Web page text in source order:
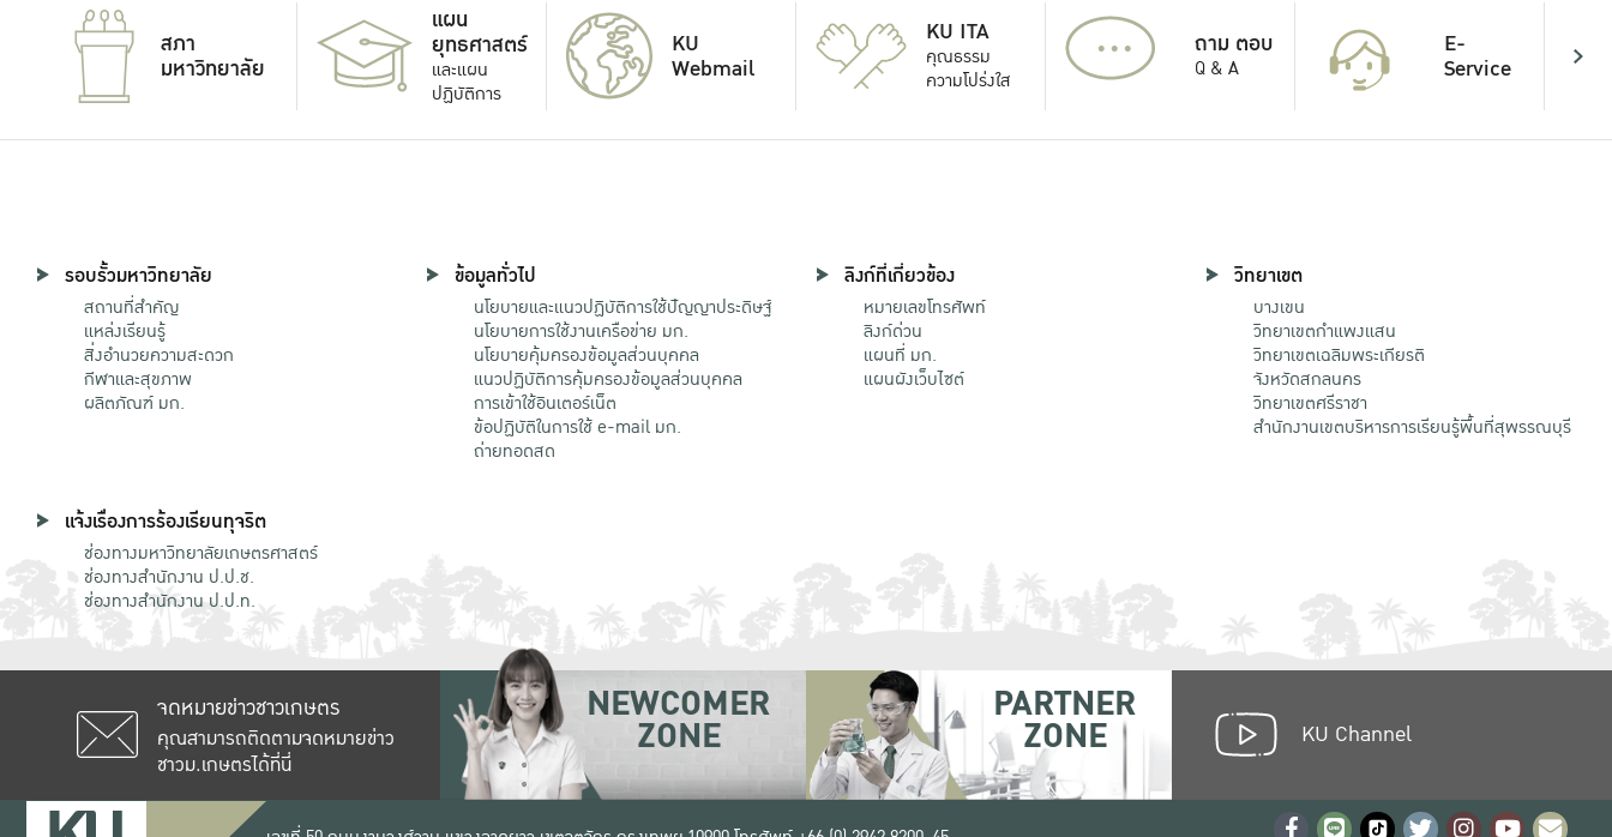
สภา
มหาวิทยาลัย
แผน
ยุทธศาสตร์
และแผน
ปฏิบัติการ
KU
Webmail
KU ITA
คุณธรรม
ความโปร่งใส
... ถาม ตอบ
Q & A
E-
Service
รอบรั้วมหาวิทยาลัย
สถานที่สำคัญ
แหล่งเรียนรู้
สิ่งอำนวยความสะดวก
กีฬาและสุขภาพ
ผลิตภัณฑ์ มก.
ข้อมูลทั่วไป
นโยบายและแนวปฏิบัติการใช้ปัญญาประดิษฐ์
นโยบายการใช้งานเครือข่าย มก.
นโยบายคุ้มครองข้อมูลส่วนบุคคล
แนวปฏิบัติการคุ้มครองข้อมูลส่วนบุคคล
การเข้าใช้อินเตอร์เน็ต
ข้อปฏิบัติในการใช้ e-mail มก.
ถ่ายทอดสด
ลิงก์ที่เกี่ยวข้อง
หมายเลขโทรศัพท์
ลิงก์ด่วน
แผนที่ มก.
แผนผังเว็บไซต์
วิทยาเขต
บางเขน
วิทยาเขตกําแพงแสน
วิทยาเขตเฉลิมพระเกียรติ
จังหวัดสกลนคร
วิทยาเขตศรีราชา
สำนักงานเขตบริหารการเรียนรู้พื้นที่สุพรรณบุรี
แจ้งเรื่องการร้องเรียนทุจริต
ช่องทางมหาวิทยาลัยเกษตรศาสตร์
ช่องทางสำนักงาน ป.ป.ช.
ช่องทางสำนักงาน ป.ป.ท.
จดหมายข่าวชาวเกษตร
คุณสามารถติดตามจดหมายข่าว
ชาวม.เกษตรได้ที่นี่
NEWCOMER
ZONE
PARTNER
ZONE KU Channel